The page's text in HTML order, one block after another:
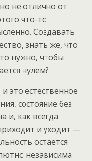
не отлично от
что-то
Создавать
знать же, что
нужно, чтобы
нулем?
это естественное
состояние без
и, как всегда
и уходит —
остаётся
независима